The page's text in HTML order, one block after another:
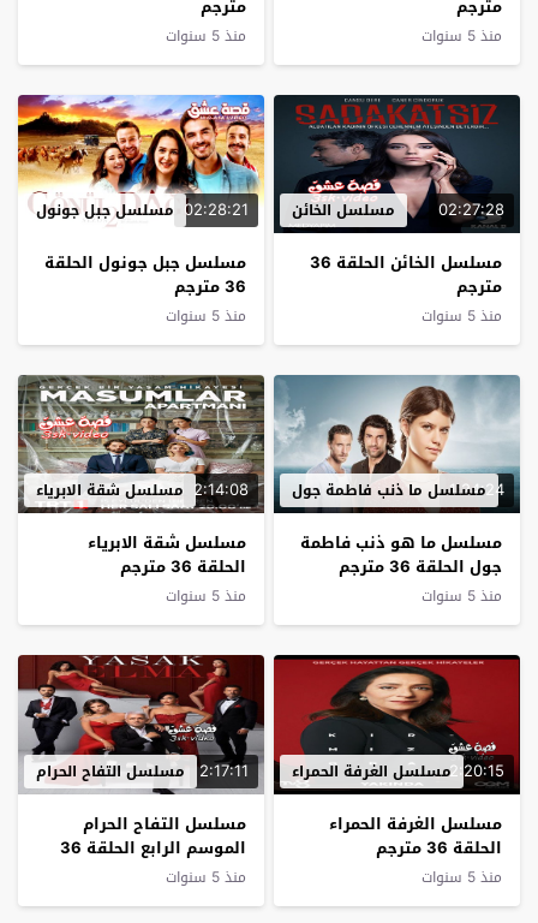
مترجم
منذ 5 سنوات
مترجم
منذ 5 سنوات
02:27:28 مسلسل الخائن
مسلسل الخائن الحلقة 36
مترجم
منذ 5 سنوات
02:28:21 مسلسل جبل جونول
مسلسل جبل جونول الحلقة
36 مترجم
منذ 5 سنوات
1:24:24
مسلسل ما ذنب فاطمة جول
مسلسل ما هو ذنب فاطمة
جول الحلقة 36 مترجم
منذ 5 سنوات
2:14:08 مسلسل شقة الابرياء
مسلسل شقة الابرياء
الحلقة 36 مترجم
منذ 5 سنوات
2:20:15مسلسل الغرفة الحمراء
مسلسل الغرفة الحمراء
الحلقة 36 مترجم
منذ 5 سنوات
2:17:11 مسلسل التفاح الحرام
مسلسل التفاح الحرام
الموسم الرابع الحلقة 36
مترجم – نهاية الموسم
منذ 5 سنوات